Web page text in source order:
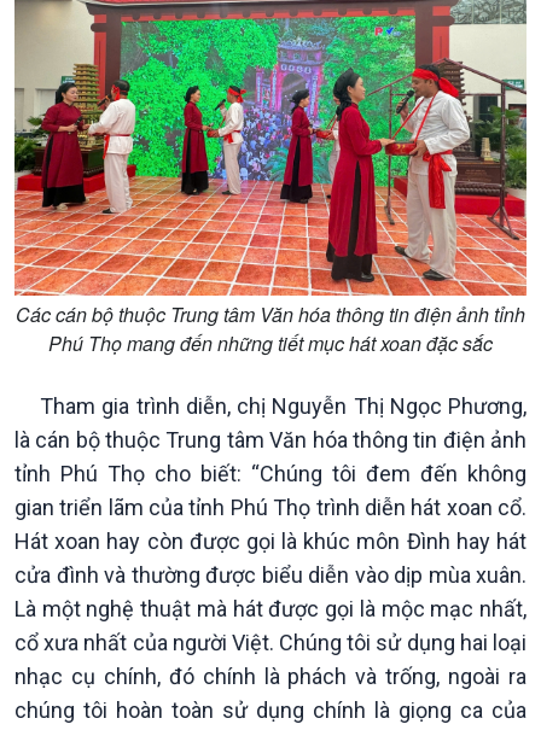
Xã hội
Tin Đời sống & Xã hội
360 độ Sức khỏe
Tài nguyên và Môi trường
Chuyên gia của bạn
Xã hội chuyển động
Bước chân đến trường
Khoa học & Công nghệ
Tin Khoa học & Công nghệ
Kết nối công nghệ
khí hậu
Các cán bộ thuộc Trung tâm Văn hóa thông tin điện ảnh tỉnh
Phú Thọ mang đến những tiết mục hát xoan đặc sắc
Tham gia trình diễn, chị Nguyễn Thị Ngọc Phương,
là cán bộ thuộc Trung tâm Văn hóa thông tin điện ảnh
tỉnh Phú Thọ cho biết: “Chúng tôi đem đến không
gian triển lãm của tỉnh Phú Thọ trình diễn hát xoan cổ.
Hát xoan hay còn được gọi là khúc môn Đình hay hát
cửa đình và thường được biểu diễn vào dịp mùa xuân.
Là một nghệ thuật mà hát được gọi là mộc mạc nhất,
cổ xưa nhất của người Việt. Chúng tôi sử dụng hai loại
nhạc cụ chính, đó chính là phách và trống, ngoài ra
chúng tôi hoàn toàn sử dụng chính là giọng ca của